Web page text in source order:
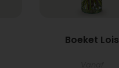
Boeket Lois